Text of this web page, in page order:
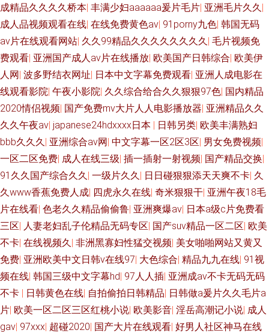
成精品久久久久桥本| 丰满少妇aaaaaa爰片毛片| 亚洲毛片久久|
成人品视频观看在线| 在线免费黄色av| 91porny九色| 韩国无码
av片在线观看网站| 久久99精品久久久久久久久久| 毛片视频免
费观看| 亚洲国产成人av片在线播放| 欧美国产日韩综合| 欧美伊
人网| 波多野结衣网址| 日本中文字幕免费观看| 亚洲人成电影在
线观看影院| 午夜小影院| 久久综合给合久久狠狠97色| 国内精品
2020情侣视频| 国产免费mv大片人人电影播放器| 亚洲精品久久
久久午夜aⅴ| japanese24hdxxxx日本 | 日韩另类| 欧美丰满熟妇
bbb久久久| 亚洲综合av网| 中文字幕一区2区3区| 男女免费视频|
一区二区免费| 成人在线三级| 插一插射一射视频| 国产精品交换|
91久久国产综合久久| 一级片久久| 日日碰狠狠添天天爽不卡| 久
久www香蕉免费人成| 四虎永久在线| 奇米狠狠干| 亚洲午夜18毛
片在线看| 色老久久精品偷偷鲁| 亚洲爽爆av| 日本a级c片免费看
三区| 人妻老妇乱子伦精品无码专区| 国产suv精品一区二区| 欧美
不卡| 在线视频久| 非洲黑寡妇性猛交视频| 美女啪啪网站又黄又
免费| 亚洲欧美中文日韩v在线97| 大色综合| 精品九九在线| 91视
频在线| 韩国三级中文字幕hd| 97人人插| 亚洲成av不卡无码无码
不卡 | 日韩黄色在线| 自拍偷拍日韩精品| 日韩做a爰片久久毛片a
片| 欧美一区二区三区红桃小说| 欧美影音| 淫岳高潮记小说| 成人
gav| 97xxx| 超碰2020| 国产大片在线观看| 好男人社区神马在线